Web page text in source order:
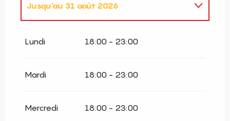
Jusqu'au 31 août 2026
Lundi 18:00 - 23:00
Mardi 18:00 - 23:00
Mercredi 18:00 - 23:00